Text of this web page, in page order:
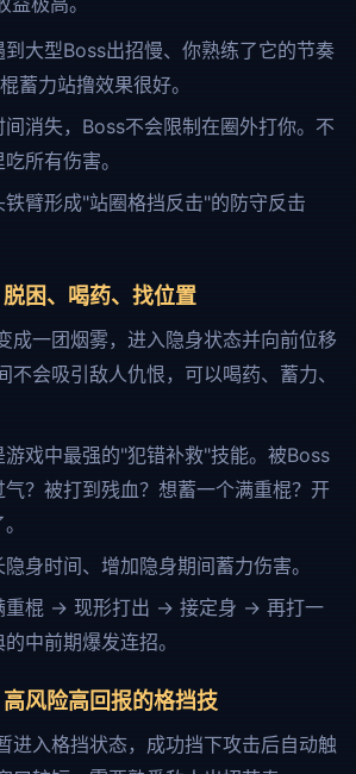
到大型Boss出招慢、你熟练了它的节奏
蓄力站撸效果很好。
间消失，Boss不会限制在圈外打你。不
所有伤害。
铁臂形成"站圈格挡反击"的防守反击
困、喝药、找位置
成一团烟雾，进入隐身状态并向前位移
不会吸引敌人仇恨，可以喝药、蓄力、
游戏中最强的"犯错补救"技能。被Boss
？被打到残血？想蓄一个满重棍？开
隐身时间、增加隐身期间蓄力伤害。
重棍 → 现形打出 → 接定身 → 再打一
中前期爆发连招。
风险高回报的格挡技
进入格挡状态，成功挡下攻击后自动触